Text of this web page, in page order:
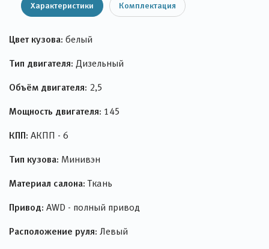
Характеристики Комплектация
Цвет кузова: белый
Тип двигателя: Дизельный
Объём двигателя: 2,5
Мощность двигателя: 145
КПП: АКПП - 6
Тип кузова: Минивэн
Материал салона: Ткань
Привод: AWD - полный привод
Расположение руля: Левый